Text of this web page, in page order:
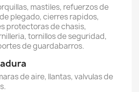
mastiles, refuerzos de
plegado, cierres rapidos,
protectoras de chasis,
tornillos de seguridad,
de guardabarros.
de aire, llantas, valvulas de